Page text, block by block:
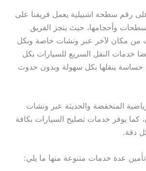
رقم سطحة اشبيلية يعمل فريقنا على
وأحجامها، حيث ينجز الفريق
من مكان لآخر عبر ونشات خاصة وبكل
خدمات النقل السريع للسيارات بكل
حساسة ينقلها بكل سهولة وبدون حدوث
المنخفضة والحديثة عبر ونشات
يوفر خدمات تصليح السيارات بكافة
دقة.
عدة خدمات متنوعة منها ما يلي: